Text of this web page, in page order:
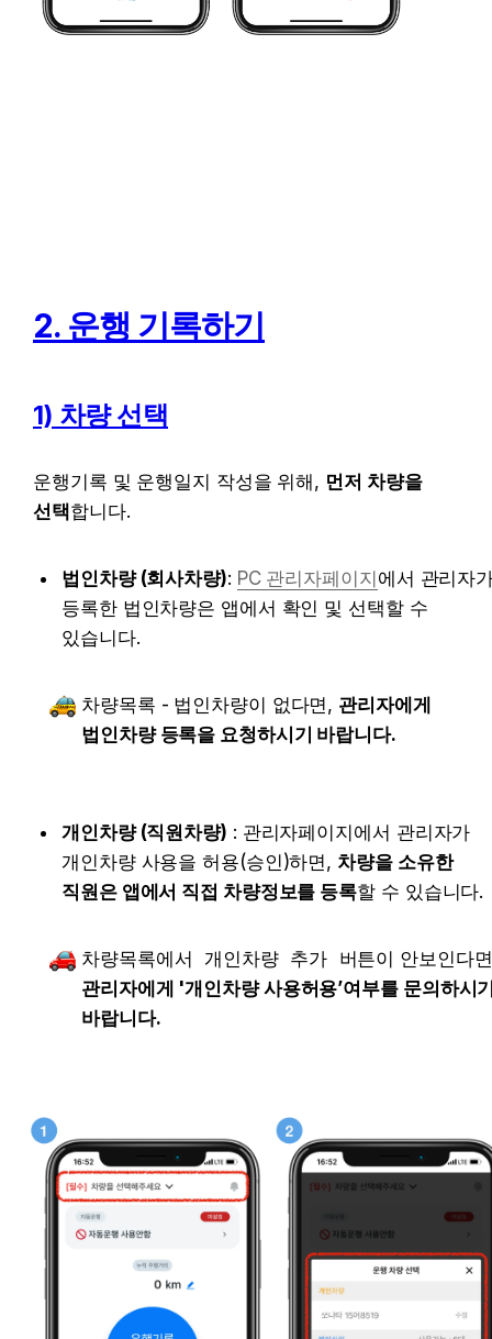
2. 운행 기록하기
1) 차량 선택
운행기록 및 운행일지 작성을 위해, 먼저 차량을
선택합니다.
법인차량 (회사차량): PC 관리자페이지 에서 관리자
등록한 법인차량은 앱에서 확인 및 선택할 수
있습니다.
차량목록 - 법인차량이 없다면, 관리자에게
법인차량 등록을 요청하시기 바랍니다.
개인차량 (직원차량) : 관리자페이지에서 관리자가
개인차량 사용을 허용(승인)하면, 차량을 소유한
직원은 앱에서 직접 차량정보를 등록할 수 있습니다.
차량목록에서
개인차량 추가
관리자에게 '개인차량 사용허용’여부를 문의하시
바랍니다.